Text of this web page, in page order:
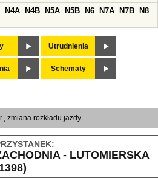
N4A N4B N5A N5B N6 N7A N7B
N8
Utrudnienia
Schematy
zmiana rozkładu jazdy
- LUTOMIERSKA